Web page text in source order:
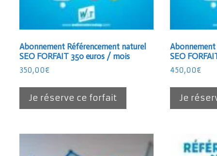
Abonnement Référencement naturel
SEO FORFAIT 350 euros / mois
350,00€
Je réserve ce forfait
Abonnement
SEO
450,00€
Je